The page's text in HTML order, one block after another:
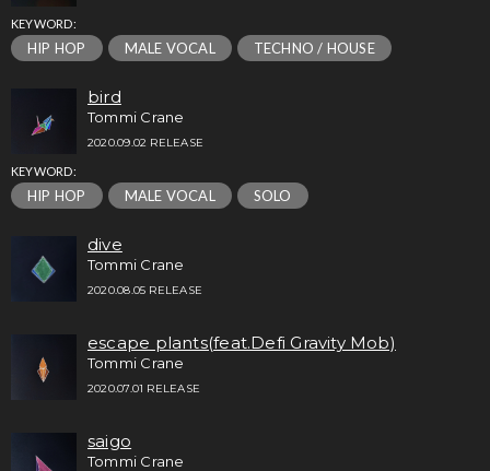
KEYWORD:
HIP HOP MALE VOCAL TECHNO / HOUSE
bird
Tommi Crane
2020.09.02 RELEASE
KEYWORD:
HIP HOP MALE VOCAL SOLO
dive
Tommi Crane
2020.08.05 RELEASE
escape plants(feat.Defi Gravity Mob)
Tommi Crane
2020.07.01 RELEASE
saigo
Tommi Crane